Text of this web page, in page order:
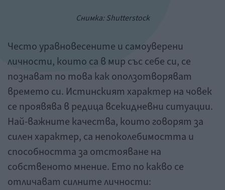
Снимка:Shutterstock
Често уравновесените и самоуверени
личности, които са в мир със себе си, се
познават по това как оползотворяват
времето си. Истинският характер на човек
се проявява в редица всекидневни ситуации.
Най-важните качества, които говорят за
силен характер, са непоколебимостта и
способността за отстояване на
собственото мнение. Ето по какво се
отличават силните личности: